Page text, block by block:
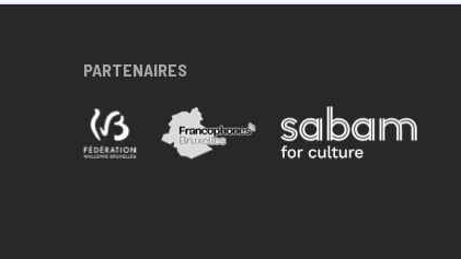
PARTENAIRES